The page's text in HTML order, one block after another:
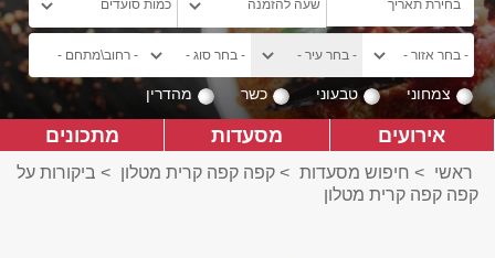
צמחוני טבעוני כשר מהדרין
אירועים מסעדות מתכונים
ראשי > חיפוש מסעדות > קפה קפה קרית מטלון > ביקורות על
קפה קפה קרית מטלון